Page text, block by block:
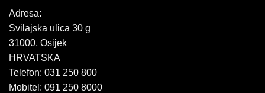
Adresa:
Svilajska ulica 30 g
31000, Osijek
HRVATSKA
Telefon: 031 250 800
Mobitel: 091 250 8000